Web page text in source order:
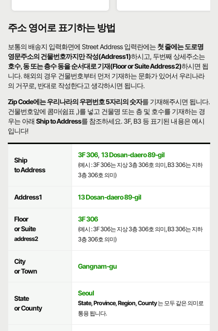
주소 영어로 표기하는 방법
보통의 배송지 입력화면에 Street Address 입력란에는 첫 줄에는 도로명
영문주소의 건물번호까지만 작성(Address1)하시고, 두번째 상세주소는
호수, 동 또는 층수 동을 순서대로 기재(Floor or Suite Address2)하시면 됩
니다. 해외의 경우 건물번호부터 먼저 기재하는 문화가 있어서 우리나라
의 거꾸로, 반대로 작성한다고 생각하시면 됩니다.
Zip Code에는 우리나라의 우편번호 5자리의 숫자를 기재해주시면 됩니다.
건물번호앞에 콤마(쉼표 ,)를 넣고 건물명 또는 층 및 호수를 기재하는 경
우는 아래Ship to Address를 참조하세요. 3F, B3 등 표기된 내용은 예시
입니다!
Ship
to Address
3F 306, 13 Dosan-daero 89-gil
(예시 : 3F 306는 지상 3층 306호 의미, B3 306는 지하
3층 306호 의미)
Address1 13 Dosan-daero 89-gil
Floor
or Suite
address2
3F 306
(예시 : 3F 306는 지상 3층 306호 의미, B3 306는 지하
3층 306호 의미)
City
or Town
Gangnam-gu
State
or County
Seoul
State, Province, Region, County는 모두 같은 의미로
통용 됩니다.